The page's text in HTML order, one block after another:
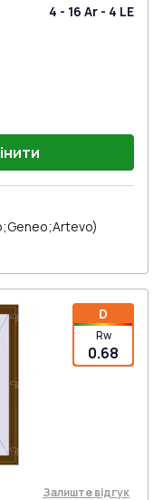
4 - 16 Ar - 4 LE
D
Rw
0.68
Залиште відгук